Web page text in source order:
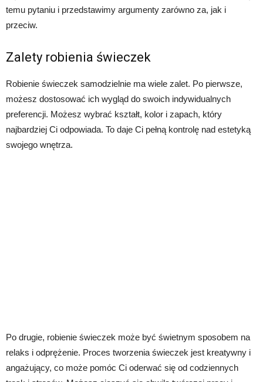
temu pytaniu i przedstawimy argumenty zarówno za, jak i
przeciw.
Zalety robienia świeczek
Robienie świeczek samodzielnie ma wiele zalet. Po pierwsze,
możesz dostosować ich wygląd do swoich indywidualnych
preferencji. Możesz wybrać kształt, kolor i zapach, który
najbardziej Ci odpowiada. To daje Ci pełną kontrolę nad estetyką
swojego wnętrza.
Po drugie, robienie świeczek może być świetnym sposobem na
relaks i odprężenie. Proces tworzenia świeczek jest kreatywny i
angażujący, co może pomóc Ci oderwać się od codziennych